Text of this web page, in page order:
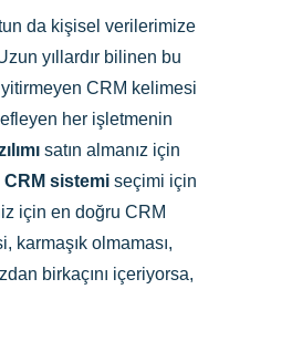
da kişisel verilerimize
yıllardır bilinen bu
yitirmeyen CRM kelimesi
her işletmenin
satın almanız için
CRM sistemi seçimi için
için en doğru CRM
karmaşık olmaması,
birkaçını içeriyorsa,